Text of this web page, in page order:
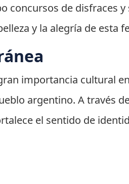
concursos de disfraces y
y la alegría de esta
importancia cultural
argentino. A través
el sentido de